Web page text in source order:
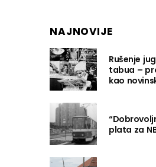
NAJNOVIJE
Rušenje
tabua –
kao
plata za